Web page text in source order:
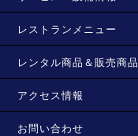
レストランメニュー
レンタル商品＆販売商品
アクセス情報
お問い合わせ